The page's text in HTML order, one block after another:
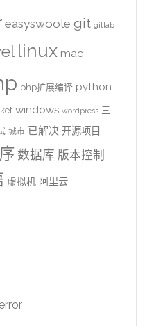
easyswoole git gitlab
linux mac
php扩展编译 python
windows wordpress 三
城市 已解决 开源项目
数据库 版本控制
虚拟机 阿里云